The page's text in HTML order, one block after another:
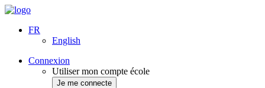
FR
English
Connexion
Utiliser mon compte école
Je me connecte